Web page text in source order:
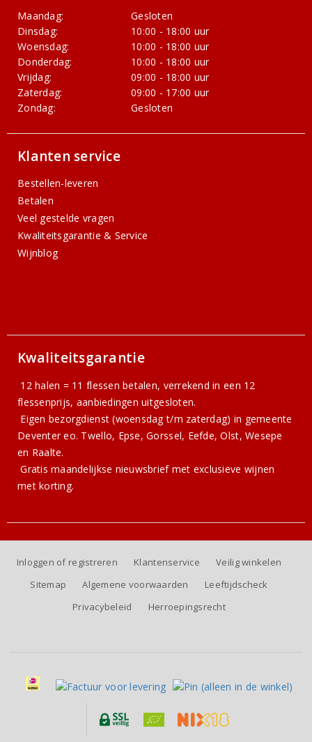
Maandag:
Gesloten
Dinsdag:
10:00 - 18:00 uur
Woensdag:
10:00 - 18:00 uur
Donderdag:
10:00 - 18:00 uur
Vrijdag:
09:00 - 18:00 uur
Zaterdag:
09:00 - 17:00 uur
Zondag:
Gesloten
Klanten service
Bestellen-leveren
Betalen
Veel gestelde vragen
Kwaliteitsgarantie & Service
Wijnblog
Kwaliteitsgarantie
12 halen = 11 flessen betalen, verrekend in een 12
flessenprijs, aanbiedingen uitgesloten.
Eigen bezorgdienst (woensdag t/m zaterdag) in gemeente
Deventer eo. Twello, Epse, Gorssel, Eefde, Olst, Wesepe
en Raalte.
Gratismaandelijkse nieuwsbriefmet exclusieve wijnen
met korting.
Inloggen of registreren Klantenservice
Veilig winkelen
Sitemap
Algemene voorwaarden
Leeftijdscheck
Privacybeleid
Herroepingsrecht